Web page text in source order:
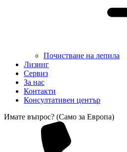
Почистване на лепила
Лизинг
Сервиз
За нас
Контакти
Консултативен център
Имате въпрос? (Само за Европа)